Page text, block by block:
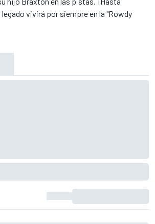
vivirá por siempre en la "Rowdy